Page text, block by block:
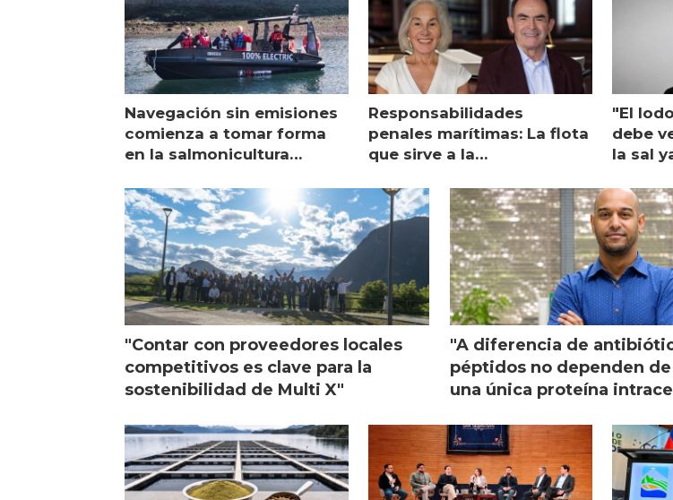
Navegación sin emisiones
comienza a tomar forma
en la salmonicultura
Responsabilidades
penales marítimas: La flota
que sirve a la
visión
"El
debe
la sal
"Contar con proveedores locales
competitivos es clave para la
sostenibilidad de Multi X"
"A diferencia de
péptidos no dependen
una única proteína